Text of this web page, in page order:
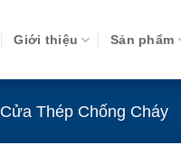
Giới thiệu Sản phẩm
Cửa Thép Chống Cháy